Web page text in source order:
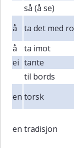
så (å se)
å
ta det med ro
å
ta imot
ei tante
til bords
en torsk
en tradisjon